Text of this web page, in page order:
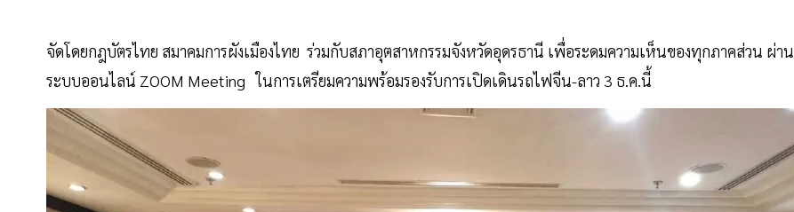
จัดโดยกฎบัตรไทย สมาคมการผังเมืองไทย ร่วมกับสภาอุตสาหกรรมจังหวัดอุดรธานี เพื่อระดมความเห็นของทุกภาคส่วน ผ่าน
ระบบออนไลน์ ZOOM Meeting ในการเตรียมความพร้อมรองรับการเปิดเดินรถไฟจีน-ลาว 3 ธ.ค.นี้